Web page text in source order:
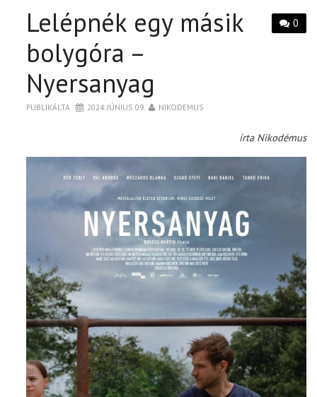
0
Lelépnék egy másik
bolygóra –
Nyersanyag
PUBLIKÁLTA 2024. JÚNIUS 09. NIKODEMUS
írta Nikodémus